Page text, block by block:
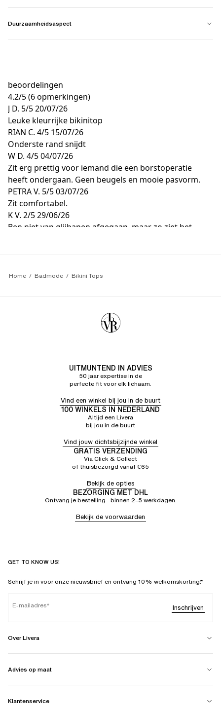
Duurzaamheidsaspect
beoordelingen
4.2/5(6 opmerkingen)
J D. 5/520/07/26
Leuke kleurrijke bikinitop
RIAN C. 4/5 15/07/26
Onderste rand snijdt
W D. 4/504/07/26
Zit erg prettig voor iemand die een borstoperatie
heeft ondergaan. Geen beugels en mooie pasvorm.
PETRA V. 5/503/07/26
Zit comfortabel.
K V. 2/529/06/26
Ben niet van glijbanen afgegaan, maar zo ziet het
Home Badmode Bikini Tops
UITMUNTEND IN ADVIES
50 jaar expertise in de
perfecte fit voor elk lichaam.
Vind een winkel bij jou in de buurt
100 WINKELS IN NEDERLAND
Altijd een Livera
bij jou in de buurt
Vind jouw dichtsbijzijnde winkel
GRATIS VERZENDING
Via Click & Collect
of thuisbezorgd vanaf €65
Bekijk de opties
BEZORGING MET DHL
Ontvang je bestelling binnen 2–5 werkdagen.
Bekijk de voorwaarden
GET TO KNOW US!
Schrijf je in voor onze nieuwsbrief en ontvang 10% welkomskorting.*
E-mailadres Inschrijven
Over Livera
Advies op maat
Klantenservice